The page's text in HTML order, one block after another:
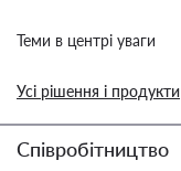
Теми в центрі уваги
Усі рішення і продукти
Співробітництво